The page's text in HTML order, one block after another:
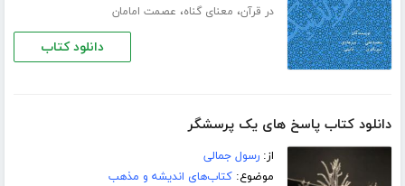
در قرآن، معنای گناه، عصمت امامان
دانلود کتاب
دانلود کتاب پاسخ های یک پرسشگر
از:رسول جمالی
موضوع:کتاب‌های اندیشه و مذهب